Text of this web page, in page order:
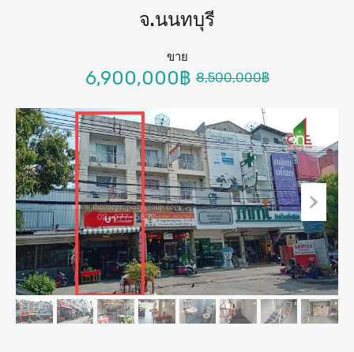
จ.นนทบุรี
ขาย
6,900,000฿ 8,500,000฿